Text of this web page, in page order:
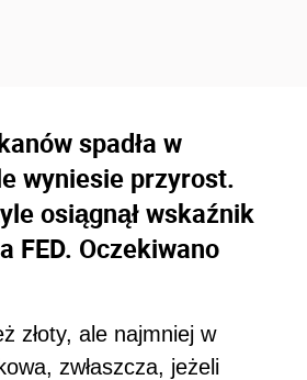
spadła w
wyniesie przyrost.
osiągnął wskaźnik
FED. Oczekiwano
złoty, ale najmniej w
zwłaszcza, jeżeli